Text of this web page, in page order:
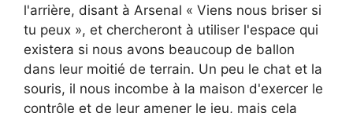
l'arrière, disant à Arsenal « Viens nous briser si
tu peux », et chercheront à utiliser l'espace qui
existera si nous avons beaucoup de ballon
dans leur moitié de terrain. Un peu le chat et la
souris, il nous incombe à la maison d'exercer le
contrôle et de leur amener le jeu, mais cela